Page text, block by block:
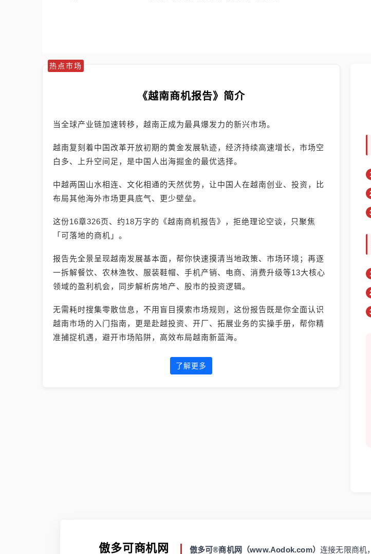
热点市场
《越南商机报告》简介
当全球产业链加速转移，越南正成为最具爆发力的新兴市场。
越南复刻着中国改革开放初期的黄金发展轨迹，经济持续高速增长，市场空
白多、上升空间足，是中国人出海掘金的最优选择。
中越两国山水相连、文化相通的天然优势，让中国人在越南创业、投资，比
布局其他海外市场更具底气、更少壁垒。
这份16章326页、约18万字的《越南商机报告》，拒绝理论空谈，只聚焦
「可落地的商机」。
报告先全景呈现越南发展基本面，帮你快速摸清当地政策、市场环境；再逐
一拆解餐饮、农林渔牧、服装鞋帽、手机产销、电商、消费升级等13大核心
领域的盈利机会，同步解析房地产、股市的投资逻辑。
无需耗时搜集零散信息，不用盲目摸索市场规则，这份报告既是你全面认识
越南市场的入门指南，更是赴越投资、开厂、拓展业务的实操手册，帮你精
准捕捉机遇，避开市场陷阱，高效布局越南新蓝海。
了解更多
傲多可商机网 傲多可®商机网（www.Aodok.com）连接无限商机